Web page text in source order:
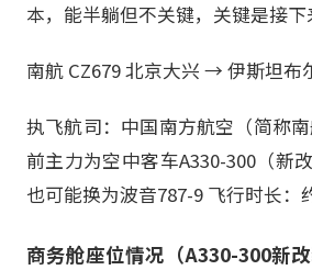
本，能半躺但不关键，关键是接下
南航 CZ679 北京大兴 → 伊斯坦布
执飞航司：中国南方航空（简称
前主力为空中客车A330-300（新
也可能换为波音787-9 飞行时长：
商务舱座位情况（A330-300新改